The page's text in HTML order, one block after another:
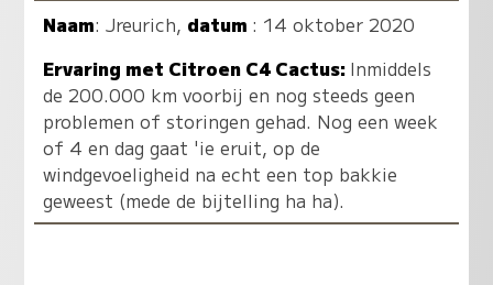
Naam:Jreurich, datum : 14 oktober 2020
Ervaring met Citroen C4 Cactus: Inmiddels
de 200.000 km voorbij en nog steeds geen
problemen of storingen gehad. Nog een week
of 4 en dag gaat 'ie eruit, op de
windgevoeligheid na echt een top bakkie
geweest (mede de bijtelling ha ha).